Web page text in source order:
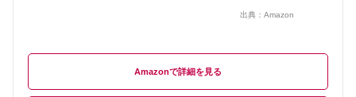
出典： Amazon
Amazon